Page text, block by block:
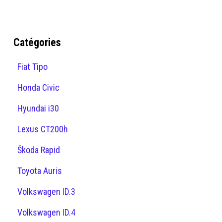
Catégories
Fiat Tipo
Honda Civic
Hyundai i30
Lexus CT200h
Škoda Rapid
Toyota Auris
Volkswagen ID.3
Volkswagen ID.4